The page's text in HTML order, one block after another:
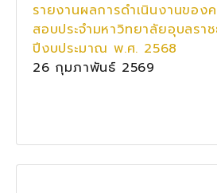
รายงานผลการดำเนินงานของ
สอบประจำมหาวิทยาลัยอุบลราช
ปีงบประมาณ พ.ศ. 2568
26 กุมภาพันธ์ 2569